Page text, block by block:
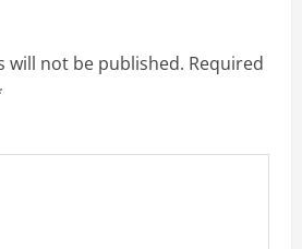
will not be published. Required